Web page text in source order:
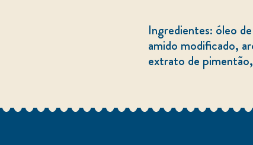
ingredientes: óleo de soja1 (64%), água, vinagre de vinho branco, gema deovo (5%), açúcar, sal,
amido modificado,
extrato de